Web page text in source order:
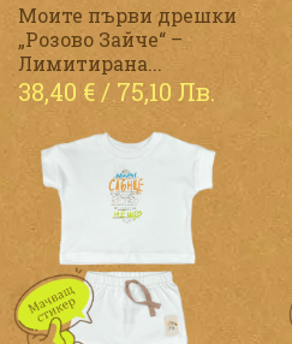
Моите първи дрешки
„Розово Зайче“ –
Лимитирана...
38,40 € / 75,10 Лв.